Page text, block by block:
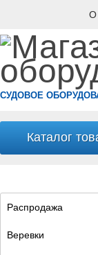
О
СУДОВОЕ
Каталог
Распродажа
Веревки